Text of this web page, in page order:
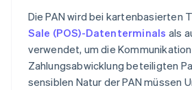
Die PAN wird bei kartenbasierten
Sale (POS)-Datenterminals als
verwendet, um die
Zahlungsabwicklung beteiligten
sensiblen Natur der PAN müssen